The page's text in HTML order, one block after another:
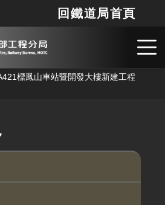
回鐵道局首頁
標鳳山車站暨開發大樓新建工程